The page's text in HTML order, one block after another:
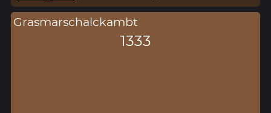
Grasmarschalckambt
1333